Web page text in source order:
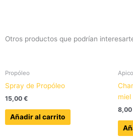
Otros productos que podrían
Propóleo
Spray de Propóleo
15,00 €
Añadir al carrito
miel
8,00